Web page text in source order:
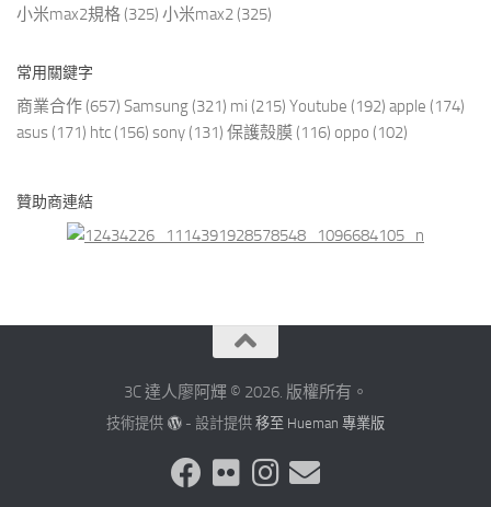
小米max2規格 (325) 小米max2 (325)
常用關鍵字
商業合作 (657) Samsung (321) mi (215) Youtube (192) apple (174)
asus (171) htc (156) sony (131) 保護殼膜 (116) oppo (102)
贊助商連結
3C 達人廖阿輝 © 2026. 版權所有。
技術提供 - 設計提供 移至 Hueman 專業版